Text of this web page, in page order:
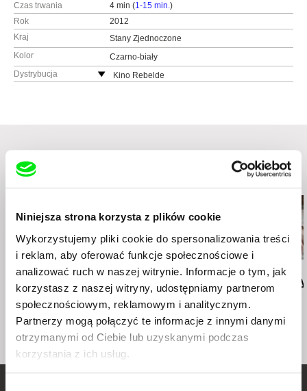
Niniejsza strona korzysta z plików cookie
Wykorzystujemy pliki cookie do spersonalizowania treści
i reklam, aby oferować funkcje społecznościowe i
analizować ruch w naszej witrynie. Informacje o tym, jak
korzystasz z naszej witryny, udostępniamy partnerom
społecznościowym, reklamowym i analitycznym.
Partnerzy mogą połączyć te informacje z innymi danymi
otrzymanymi od Ciebie lub uzyskanymi podczas
korzystania z ich usług.
Czas trwania
4 min (1-15 min.)
Rok
2012
Kraj
Stany Zjednoczone
Kolor
Czarno-biały
Dystrybucja
Kino Rebelde
Podobne filmy (20)
Deborah Stratman
Last Things
Deborah Stratman
Vever (for Barbara)
Lesia Diak
Dad's Lullaby